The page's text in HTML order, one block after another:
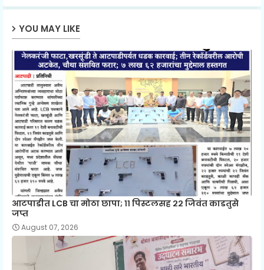
YOU MAY LIKE
आटपाडीत LCB चा मोठा छापा; ११ पिस्टलसह २२ जिवंत काडतुसे
जप्त
August 07, 2026